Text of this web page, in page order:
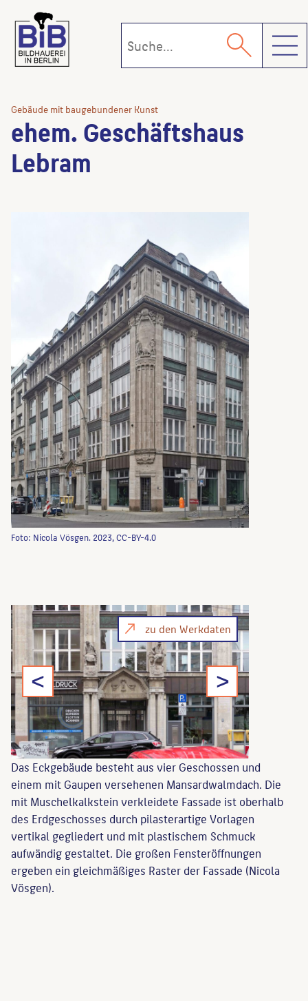
Gebäude mit baugebundener Kunst
ehem. Geschäftshaus
Lebram
Foto: Nicola Vösgen. 2023, CC-BY-4.0
< >
zu den Werkdaten
Das Eckgebäude besteht aus vier Geschossen und
einem mit Gaupen versehenen Mansardwalmdach. Die
mit Muschelkalkstein verkleidete Fassade ist oberhalb
des Erdgeschosses durch pilasterartige Vorlagen
vertikal gegliedert und mit plastischem Schmuck
aufwändig gestaltet. Die großen Fensteröffnungen
ergeben ein gleichmäßiges Raster der Fassade (Nicola
Vösgen).